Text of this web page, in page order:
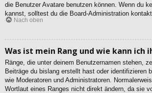
die Benutzer Avatare benutzen können. Wenn du
kannst, solltest du die Board-Administration
Nach oben
Was ist mein Rang und wie kann ich
Ränge, die unter deinem Benutzernamen stehen,
Beiträge du bislang erstellt hast oder identifizieren
wie Moderatoren und Administratoren.
Wortlaut eines Ranges nicht direkt ändern, da sie